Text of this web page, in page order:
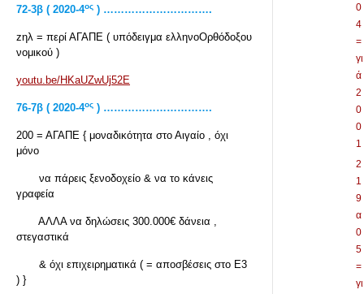
72-3β ( 2020-4ος ) ………………………….
zηλ = περί ΑΓΑΠΕ ( υπόδειγμα ελληνοΟρθόδοξου
νομικού )
youtu.be/HKaUZwUj52E
76-7β ( 2020-4ος ) ………………………….
200 = ΑΓΑΠΕ { μοναδικότητα στο Αιγαίο , όχι
μόνο
να πάρεις ξενοδοχείο & να το κάνεις
γραφεία
ΑΛΛΑ να δηλώσεις 300.000€ δάνεια ,
στεγαστικά
& όχι επιχειρηματικά ( = αποσβέσεις στο Ε3
) }
0
4
=
γι
ά
2
0
0
1
2
1
9
α
0
5
=
γι